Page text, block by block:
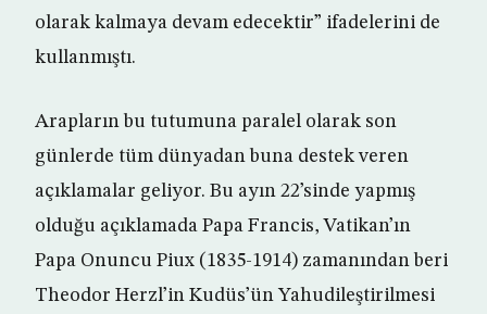
olarak kalmaya devam edecektir” ifadelerini de
kullanmıştı.
Arapların bu tutumuna paralel olarak son
günlerde tüm dünyadan buna destek veren
açıklamalar geliyor. Bu ayın 22’sinde yapmış
olduğu açıklamada Papa Francis, Vatikan’ın
Papa Onuncu Piux (1835-1914) zamanından beri
Theodor Herzl’in Kudüs’ün Yahudileştirilmesi